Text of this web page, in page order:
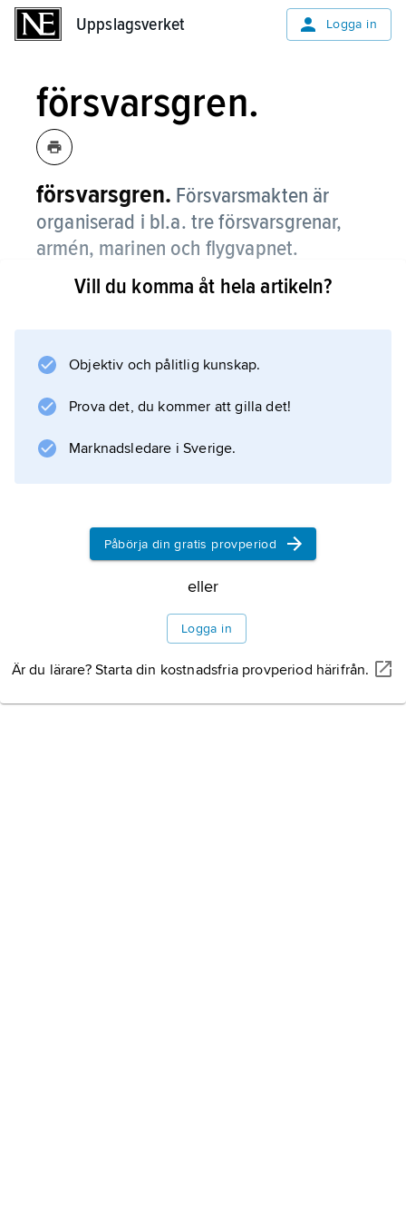
Uppslagsverket Logga in
försvarsgren.
försvarsgren. Försvarsmakten är
organiserad i bl.a. tre försvarsgrenar,
armén, marinen och flygvapnet.
Jämför
truppslag
Vill du komma åt hela artikeln?
Objektiv och pålitlig kunskap.
Prova det, du kommer att gilla det!
Marknadsledare i Sverige.
Påbörja din gratis provperiod
eller
Logga in
Är du lärare? Starta din kostnadsfria provperiod härifrån.